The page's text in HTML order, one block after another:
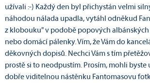
užívali :-) Každý den byl přichystán velmi
náhodou nálada upadla, vytáhl odněkud
z klobouku" v podobě popových albánských
nebo domácí pálenky. Vím, že Vám do
děkovných dopisů. Nechci Vám s tím
prostě si to neodpustím. Prosím, mohli byste
dobře viditelnou nástěnku Fantomasovu